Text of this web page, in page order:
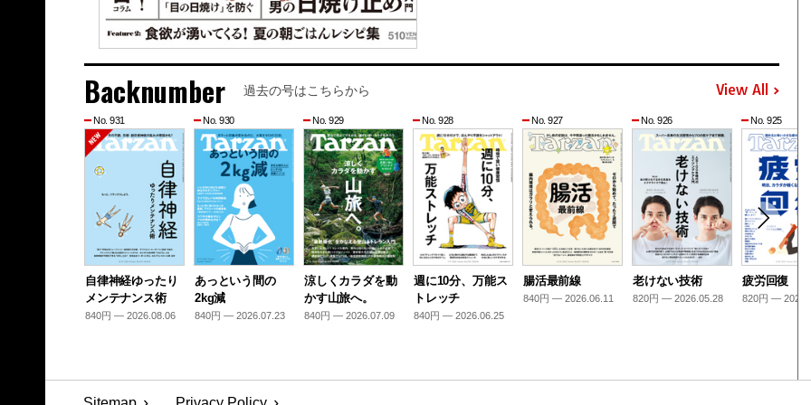
Backnumber 過去の号はこちらから View All
No. 931
自律神経ゆったり
メンテナンス術
840円 — 2026.08.06
No. 930
あっという間の
2kg減
840円 — 2026.07.23
No. 929
涼しくカラダを動
かす山旅へ。
840円 — 2026.07.09
No. 928
週に10分、万能ス
トレッチ
840円 — 2026.06.25
No. 927
腸活最前線
840円 — 2026.06.11
No. 926
老けない技術
820円 — 2026.05.28
No. 925
疲労回復
820円 —